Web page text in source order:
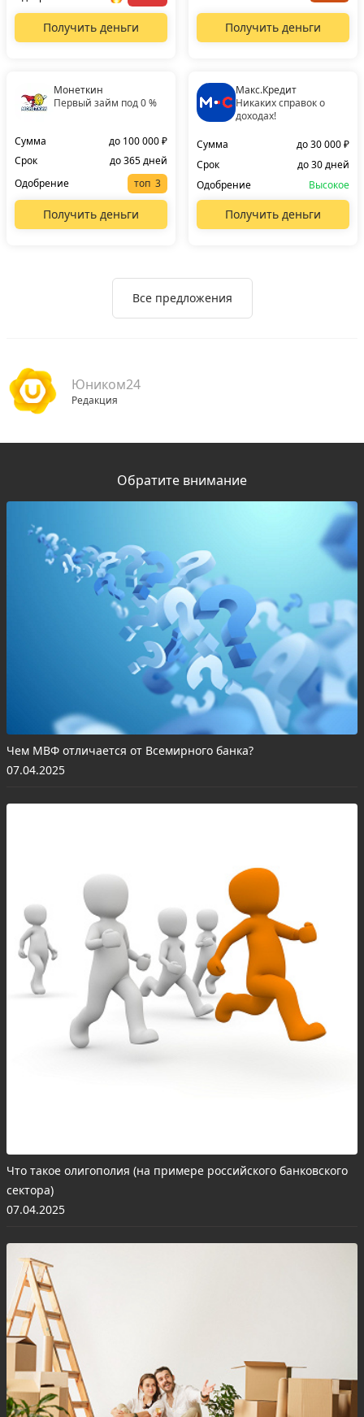
Получить деньги Получить деньги
Монеткин
Первый займ под 0 %
Сумма
до 100 000 ₽
Срок
до 365 дней
Одобрение
топ
Получить деньги
Макс.Кредит
Никаких справок о
доходах!
Сумма
до 30 000 ₽
Срок
до 30 дней
Одобрение
Высокое
Получить деньги
Все предложения
Юником24
Редакция
Обратите внимание
Чем МВФ отличается от Всемирного банка?
07.04.2025
Что такое олигополия (на примере российского банковского
сектора)
07.04.2025